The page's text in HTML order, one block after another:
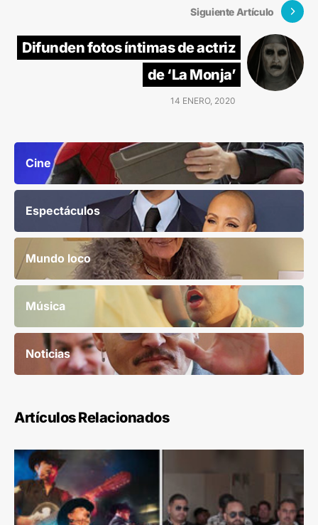
Siguiente Artículo
Difunden fotos íntimas de actriz
de ‘La Monja’
14 ENERO, 2020
Cine
Espectáculos
Mundo loco
Música
Noticias
Artículos Relacionados